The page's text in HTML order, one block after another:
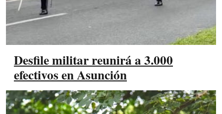
Desfile militar reunirá a 3.000
efectivos en Asunción